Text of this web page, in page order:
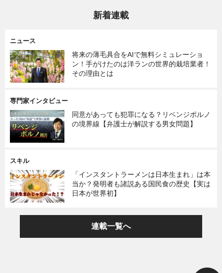
新着連載
ニュース
将来の薄毛具合をAIで無料シミュレーショ
ン！手がけたのは洋ランの世界的栽培業者！
その理由とは
専門家インタビュー
同意があっても犯罪になる？リベンジポルノ
の境界線【弁護士が解説する男女問題】
スキル
「インスタントラーメンは日本生まれ」は本
当か？発明者も諸説ある国民食の歴史【実は
日本が世界初】
連載一覧へ